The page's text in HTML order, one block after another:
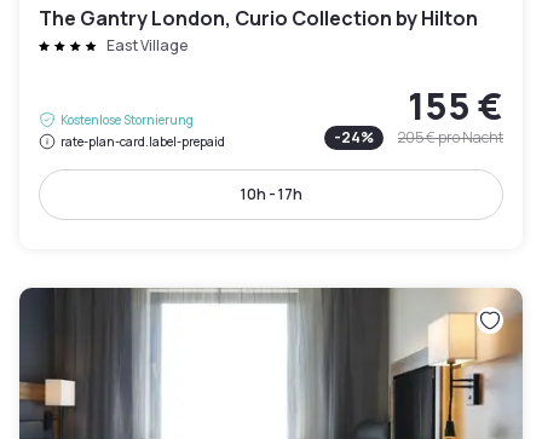
The Gantry London, Curio Collection by Hilton
East Village
Kostenlose Stornierung
rate-plan-card.label-prepaid
155 €
-24% 205 €pro Nacht
10h - 17h